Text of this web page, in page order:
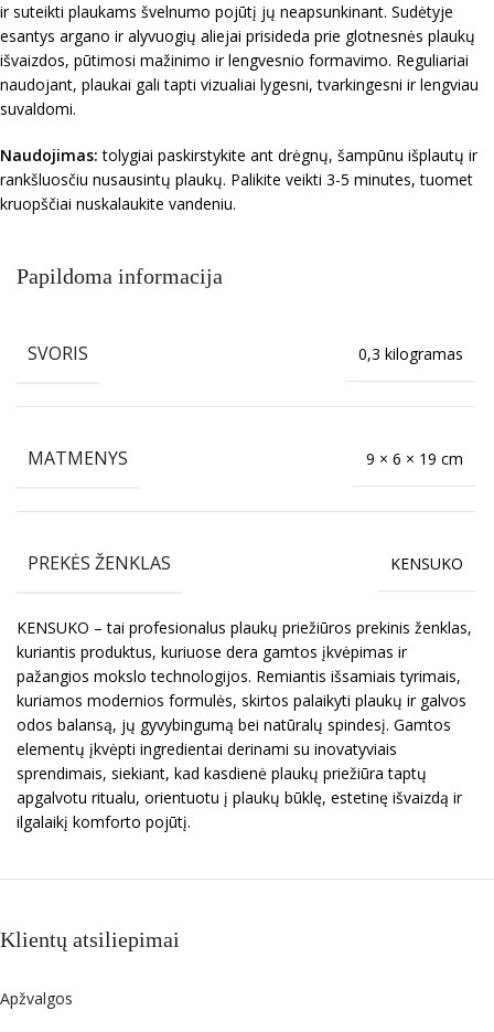
ir suteikti plaukams švelnumo pojūtį jų neapsunkinant. Sudėtyje
esantys argano ir alyvuogių aliejai prisideda prie glotnesnės plaukų
išvaizdos, pūtimosi mažinimo ir lengvesnio formavimo. Reguliariai
naudojant, plaukai gali tapti vizualiai lygesni, tvarkingesni ir lengviau
suvaldomi.
Naudojimas: tolygiai paskirstykite ant drėgnų, šampūnu išplautų ir
rankšluosčiu nusausintų plaukų. Palikite veikti 3-5 minutes, tuomet
kruopščiai nuskalaukite vandeniu.
Papildoma informacija
SVORIS 0,3 kilogramas
MATMENYS 9 × 6 × 19 cm
PREKĖS ŽENKLAS KENSUKO
KENSUKO – tai profesionalus plaukų priežiūros prekinis ženklas,
kuriantis produktus, kuriuose dera gamtos įkvėpimas ir
pažangios mokslo technologijos. Remiantis išsamiais tyrimais,
kuriamos modernios formulės, skirtos palaikyti plaukų ir galvos
odos balansą, jų gyvybingumą bei natūralų spindesį. Gamtos
elementų įkvėpti ingredientai derinami su inovatyviais
sprendimais, siekiant, kad kasdienė plaukų priežiūra taptų
apgalvotu ritualu, orientuotu į plaukų būklę, estetinę išvaizdą ir
ilgalaikį komforto pojūtį.
Klientų atsiliepimai
Apžvalgos